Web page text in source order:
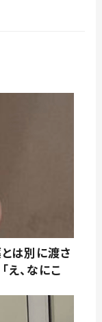
は別に渡さ
え、なにこ